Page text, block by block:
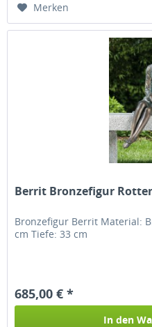
Merken
Berrit Bronzefigur
Bronzefigur Berrit Material:
cm Tiefe: 33 cm
685,00 € *
In den